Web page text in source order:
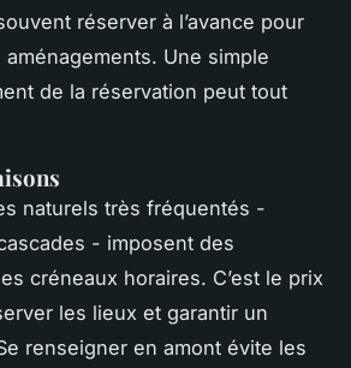
réserver à l’avance pour
Une simple
de la réservation peut tout
naturels très fréquentés -
- imposent des
créneaux horaires. C’est le prix
les lieux et garantir un
renseigner en amont évite les